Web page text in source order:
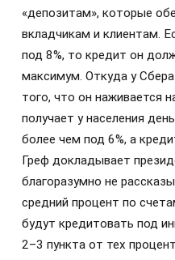
«депозитам», которые
вкладчикам и клиентам.
под 8%, то кредит он
максимум. Откуда у
того, что он наживается
получает у населения
более чем под 6%, а
Греф докладывает
благоразумно не
средний процент по
будут кредитовать под
2–3 пункта от тех